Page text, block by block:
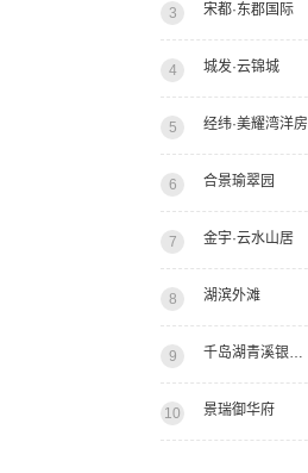
3 宋都·东郡国际
4 城发·云锦城
5 经纬·美耀湾洋房
6 合景瑜翠园
7 金宇·云水山居
8 湖滨外滩
9 千岛湖青溪银泰城泰悦居
10 景瑞御华府